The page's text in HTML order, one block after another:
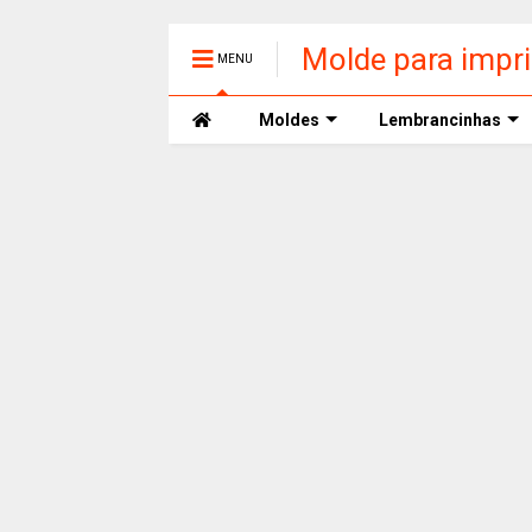
MENU Molde para
Moldes Lembrancinhas